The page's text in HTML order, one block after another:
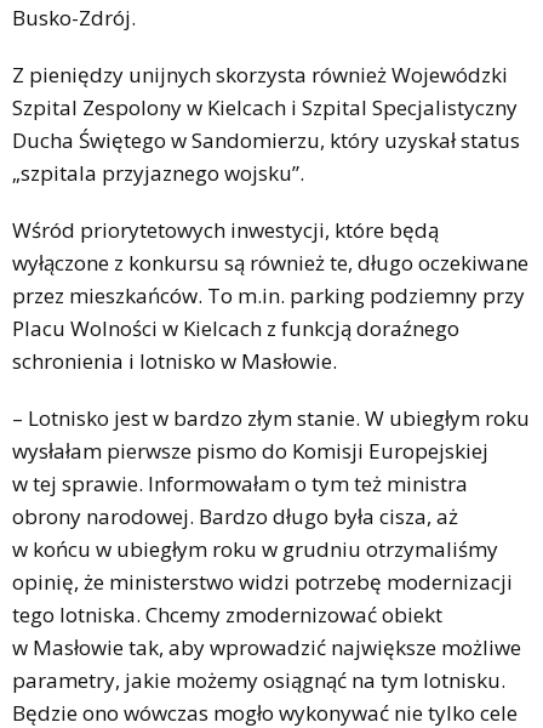
Busko-Zdrój.
Z pieniędzy unijnych skorzysta również Wojewódzki
Szpital Zespolony w Kielcach i Szpital Specjalistyczny
Ducha Świętego w Sandomierzu, który uzyskał status
„szpitala przyjaznego wojsku”.
Wśród priorytetowych inwestycji, które będą
wyłączone z konkursu są również te, długo oczekiwane
przez mieszkańców. To m.in. parking podziemny przy
Placu Wolności w Kielcach z funkcją doraźnego
schronienia i lotnisko w Masłowie.
– Lotnisko jest w bardzo złym stanie. W ubiegłym roku
wysłałam pierwsze pismo do Komisji Europejskiej
w tej sprawie. Informowałam o tym też ministra
obrony narodowej. Bardzo długo była cisza, aż
w końcu w ubiegłym roku w grudniu otrzymaliśmy
opinię, że ministerstwo widzi potrzebę modernizacji
tego lotniska. Chcemy zmodernizować obiekt
w Masłowie tak, aby wprowadzić największe możliwe
parametry, jakie możemy osiągnąć na tym lotnisku.
Będzie ono wówczas mogło wykonywać nie tylko cele